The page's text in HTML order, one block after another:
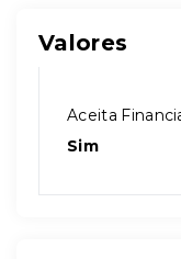
Valores
Aceita
Sim